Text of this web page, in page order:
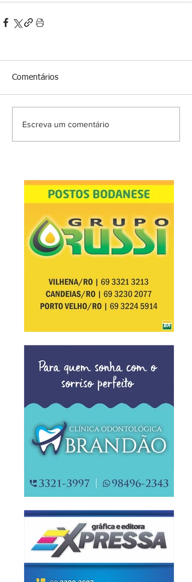
Comentários
Escreva um comentário